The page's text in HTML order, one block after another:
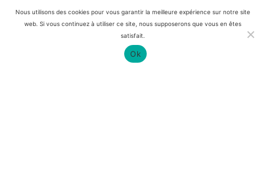
permettre de le reproduire et
d’apprendre à le refaire par vous-
Nous utilisons des cookies pour vous garantir la meilleure expérience sur notre site
web. Si vous continuez à utiliser ce site, nous supposerons que vous en êtes
satisfait.
Ok